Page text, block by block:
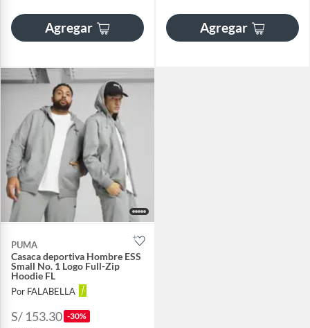
Agregar Agregar
PUMA
Casaca deportiva Hombre ESS
Small No. 1 Logo Full-Zip
Hoodie FL
Por FALABELLA
S/ 153.30 -30%